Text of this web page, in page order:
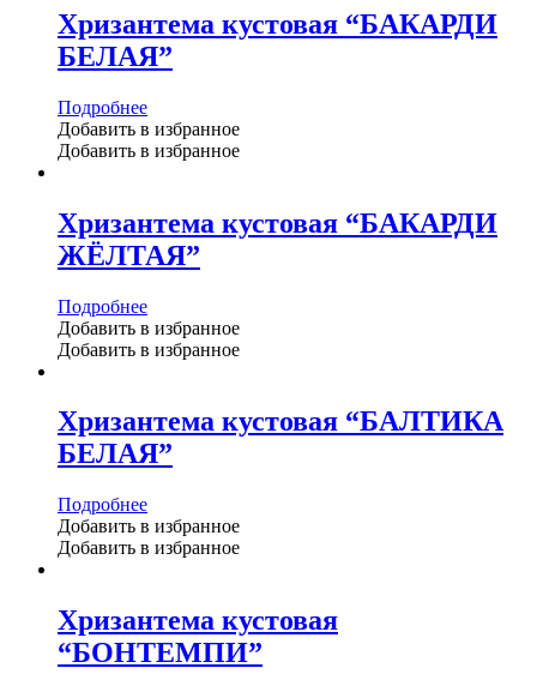
Хризантема кустовая “БАКАРДИ
БЕЛАЯ”
Подробнее
Добавить в избранное
Добавить в избранное
Хризантема кустовая “БАКАРДИ
ЖЁЛТАЯ”
Подробнее
Добавить в избранное
Добавить в избранное
Хризантема кустовая “БАЛТИКА
БЕЛАЯ”
Подробнее
Добавить в избранное
Добавить в избранное
Хризантема кустовая
“БОНТЕМПИ”